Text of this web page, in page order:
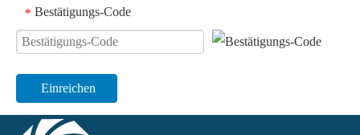
* Bestätigungs-Code
Einreichen